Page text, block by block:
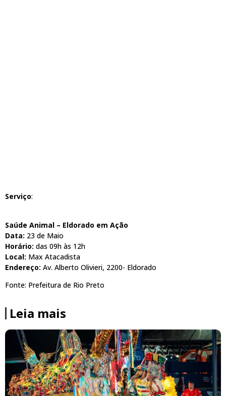
Serviço:
Saúde Animal – Eldorado em Ação
Data: 23 de Maio
Horário: das 09h às 12h
Local: Max Atacadista
Endereço: Av. Alberto Olivieri, 2200- Eldorado
Fonte: Prefeitura de Rio Preto
Leia mais